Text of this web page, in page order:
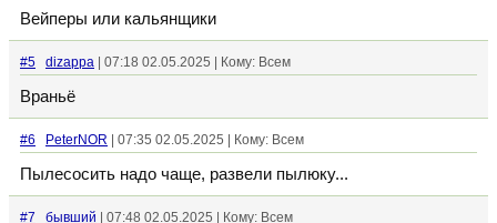
Вейперы или кальянщики
#5 dizappa | 07:18 02.05.2025 | Кому: Всем
Враньё
#6 PeterNOR | 07:35 02.05.2025 | Кому: Всем
Пылесосить надо чаще, развели пылюку...
#7 бывший | 07:48 02.05.2025 | Кому: Всем